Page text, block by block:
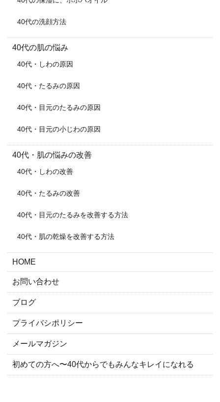
40代の洗顔方法
40代の肌の悩み
40代・しわの原因
40代・たるみの原因
40代・目元のたるみの原因
40代・目元の小じわの原因
40代・肌の悩みの改善
40代・しわの改善
40代・たるみの改善
40代・目元のたるみを改善する方法
40代・肌の乾燥を改善する方法
HOME
お問い合わせ
ブログ
プライバシポリシー
メールマガジン
初めての方へ〜40代からでもみんなキレイになれる